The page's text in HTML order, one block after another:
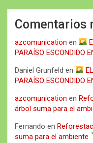
Comentarios
azcomunication en
PARAÍSO ESCONDIDO
Daniel Grunfeld en
PARAÍSO ESCONDIDO
azcomunication en
árbol suma para el
Fernando en
suma para el ambiente